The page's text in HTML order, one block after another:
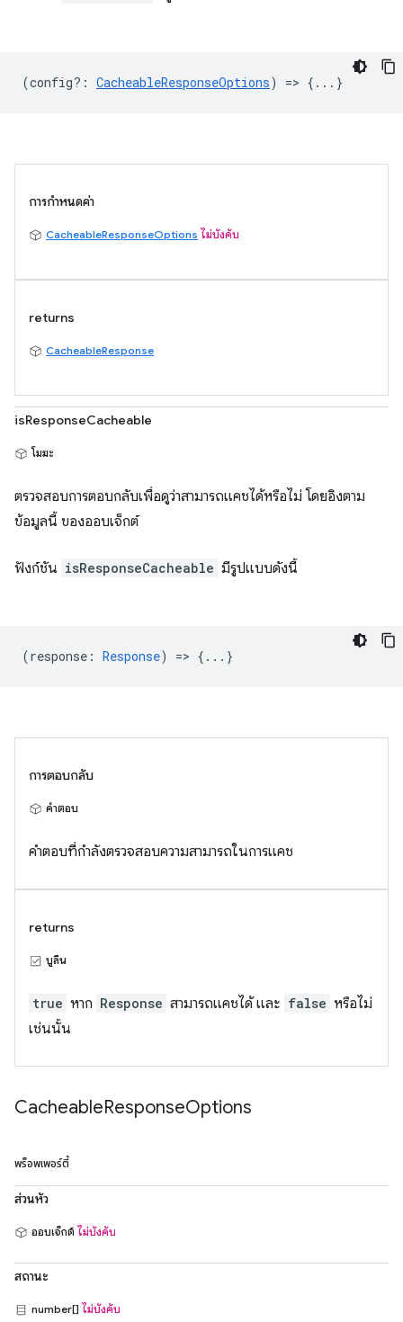
(config? : CacheableResponseOptions) => {...}
การกำหนดค่า
CacheableResponseOptions ไม่บังคับ
returns
CacheableResponse
isResponseCacheable
โมฆะ
ตรวจสอบการตอบกลับเพื่อดูว่าสามารถแคชได้หรือไม่ โดยอิงตาม
ข้อมูลนี้ ของออบเจ็กต์
ฟังก์ชัน isResponseCacheable มีรูปแบบดังนี้
(response : Response) => {...}
การตอบกลับ
คำตอบ
คำตอบที่กําลังตรวจสอบความสามารถในการแคช
returns
บูลีน
true หาก Response สามารถแคชได้ และ false หรือไม่
เช่นนั้น
CacheableResponseOptions
พร็อพเพอร์ตี้
ส่วนหัว
ออบเจ็กต์ ไม่บังคับ
สถานะ
number[] ไม่บังคับ